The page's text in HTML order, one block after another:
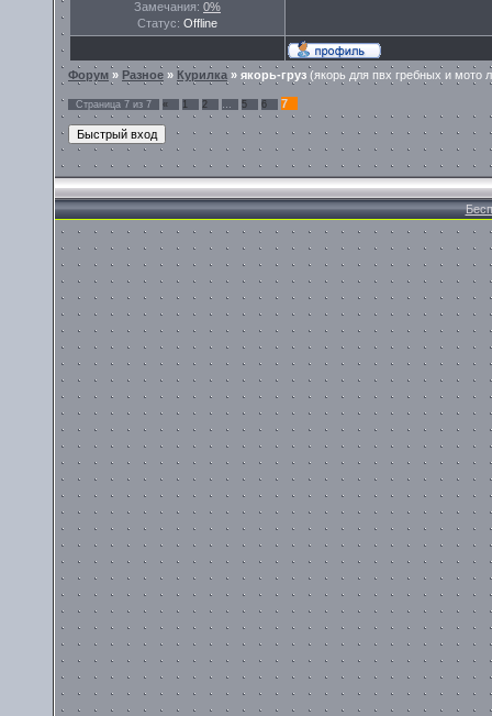
Замечания: 0%
Статус: Offline
Форум » Разное » Курилка » якорь-груз (якорь для пвх гребных и мото
Страница 7 из 7 « 1 2 … 5 6 7